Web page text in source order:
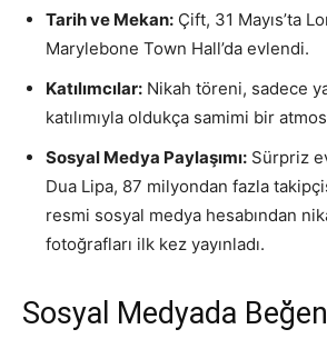
Tarih ve Mekan: Çift, 31 Mayıs’ta
Marylebone Town Hall’da evlendi.
Katılımcılar: Nikah töreni, sadece
katılımıyla oldukça samimi bir
Sosyal Medya Paylaşımı: Sürpriz
Dua Lipa, 87 milyondan fazla
resmi sosyal medya hesabından
fotoğrafları ilk kez yayınladı.
Sosyal Medyada